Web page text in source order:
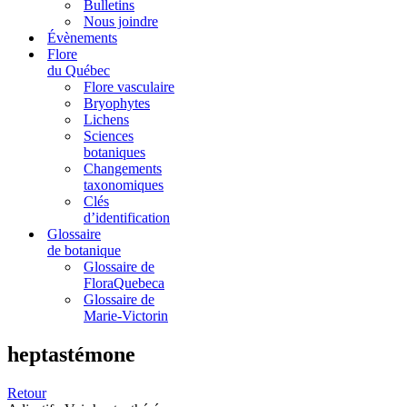
Bulletins
Nous joindre
Évènements
Flore
du Québec
Flore vasculaire
Bryophytes
Lichens
Sciences
botaniques
Changements
taxonomiques
Clés
d’identification
Glossaire
de botanique
Glossaire de
FloraQuebeca
Glossaire de
Marie-Victorin
heptastémone
Retour